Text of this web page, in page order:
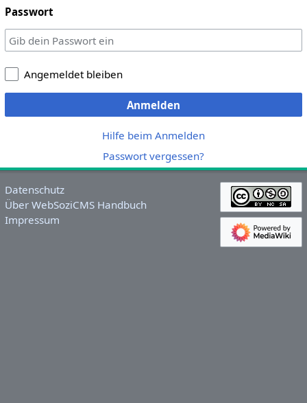
Passwort
Angemeldet bleiben
Anmelden
Hilfe beim Anmelden
Passwort vergessen?
Datenschutz
Über WebSoziCMS Handbuch
Impressum